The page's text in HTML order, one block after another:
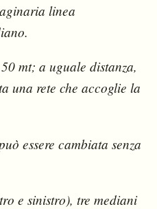
linea
mt; a uguale distanza,
una rete che accoglie la
essere cambiata senza
e sinistro), tre mediani